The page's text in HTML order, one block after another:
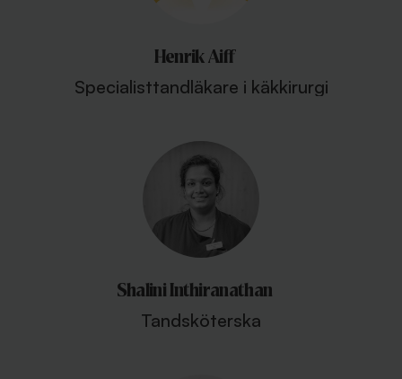
Henrik Aiff
Specialisttandläkare i käkkirurgi
Shalini Inthiranathan
Tandsköterska